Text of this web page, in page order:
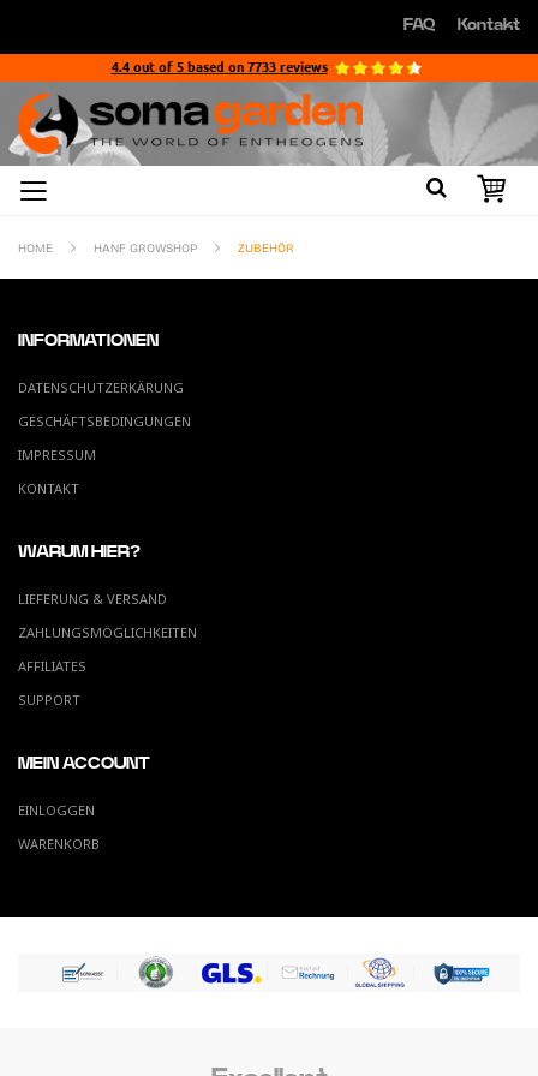
Inhalt
FAQ Kontakt
zum
Inhalt
4.4out of 5based on 7733reviews
HOME HANF GROWSHOP ZUBEHÖR
INFORMATIONEN
DATENSCHUTZERKÄRUNG
GESCHÄFTSBEDINGUNGEN
IMPRESSUM
KONTAKT
WARUM HIER?
LIEFERUNG & VERSAND
ZAHLUNGSMÖGLICHKEITEN
AFFILIATES
SUPPORT
MEIN ACCOUNT
EINLOGGEN
WARENKORB